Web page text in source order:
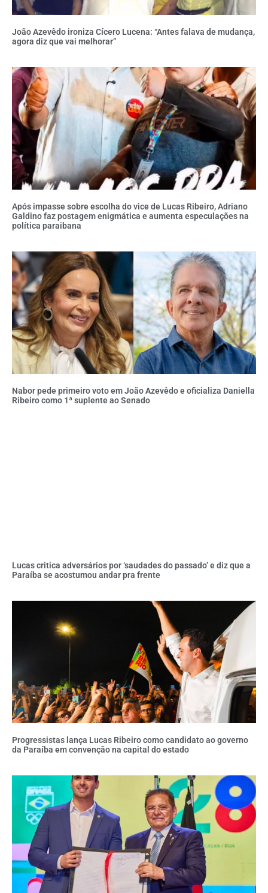
João Azevêdo ironiza Cícero Lucena: “Antes falava de mudança,
agora diz que vai melhorar”
Após impasse sobre escolha do vice de Lucas Ribeiro, Adriano
Galdino faz postagem enigmática e aumenta especulações na
política paraibana
Nabor pede primeiro voto em João Azevêdo e oficializa Daniella
Ribeiro como 1ª suplente ao Senado
Lucas critica adversários por ‘saudades do passado’ e diz que a
Paraíba se acostumou andar pra frente
Progressistas lança Lucas Ribeiro como candidato ao governo
da Paraíba em convenção na capital do estado